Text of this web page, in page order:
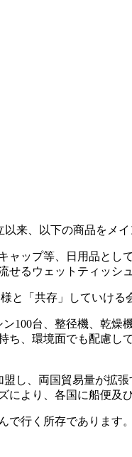
来、以下の商品をメイ
ップ等、日用品とし
るウェットティッシ
「共存」していける
100台、整径機、乾燥
、環境面でも配慮し
し、両国貿易量が拡
より、各国に船便及
行く所存であります